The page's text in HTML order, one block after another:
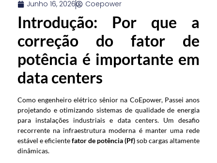
Junho 16, 2026 Coepower
Introdução: Por que a
correção do fator de
potência é importante em
data centers
Como engenheiro elétrico sênior na CoEpower, Passei anos
projetando e otimizando sistemas de qualidade de energia
para instalações industriais e data centers. Um desafio
recorrente na infraestrutura moderna é manter uma rede
estável e eficientefator de potência (Pf)sob cargas altamente
dinâmicas.